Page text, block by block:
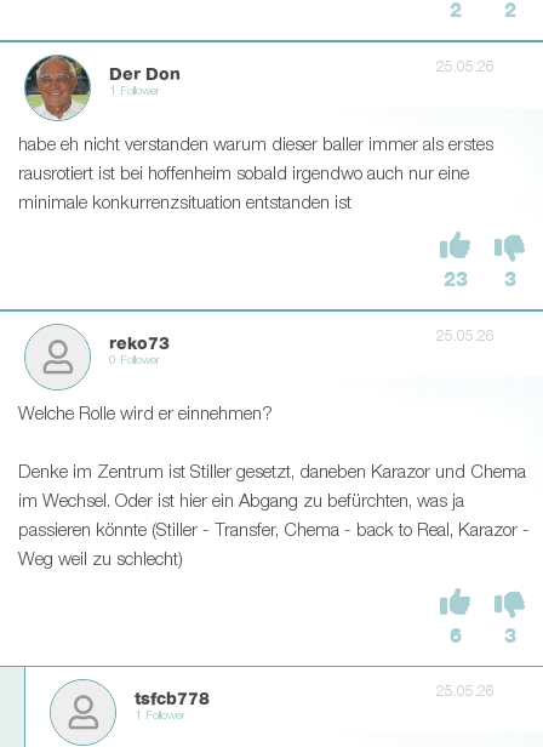
2 2
Der Don
1 Follower
25.05.26
habe eh nicht verstanden warum dieser baller immer als erstes
rausrotiert ist bei hoffenheim sobald irgendwo auch nur eine
minimale konkurrenzsituation entstanden ist
23 3
reko73
0 Follower
25.05.26
Welche Rolle wird er einnehmen?
Denke im Zentrum ist Stiller gesetzt, daneben Karazor und Chema
im Wechsel. Oder ist hier ein Abgang zu befürchten, was ja
passieren könnte (Stiller - Transfer, Chema - back to Real, Karazor -
Weg weil zu schlecht)
6 3
tsfcb778
1 Follower
25.05.26